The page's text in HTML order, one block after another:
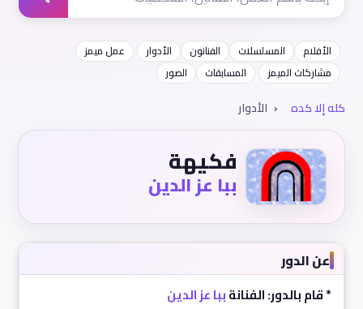
الأفلام المسلسلات الفنانون الأدوار
عمل ميمز
مشاركات الميمز
المسابقات الصور
كله إلا كده الأدوار
فكيهة
ببا عز الدين
عن الدور
* قام بالدور: الفنانةببا عز الدين